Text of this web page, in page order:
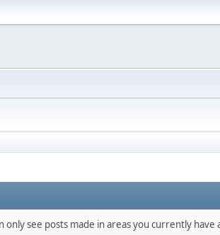
see posts made in areas you currently have